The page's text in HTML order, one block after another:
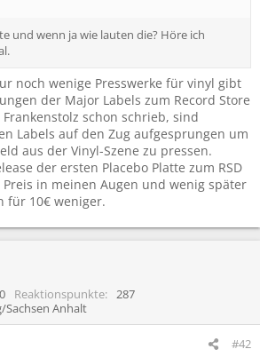
und wenn ja wie lauten die? Höre ich
noch wenige Presswerke für vinyl gibt
der Major Labels zum Record Store
schon schrieb, sind
Labels auf den Zug aufgesprungen um
aus der Vinyl-Szene zu pressen.
der ersten Placebo Platte zum RSD
in meinen Augen und wenig später
für 10€ weniger.
Reaktionspunkte
287
Sachsen Anhalt
#42